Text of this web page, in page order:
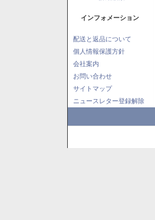
インフォメーション
配送と返品について
個人情報保護方針
会社案内
お問い合わせ
サイトマップ
ニュースレター登録解除